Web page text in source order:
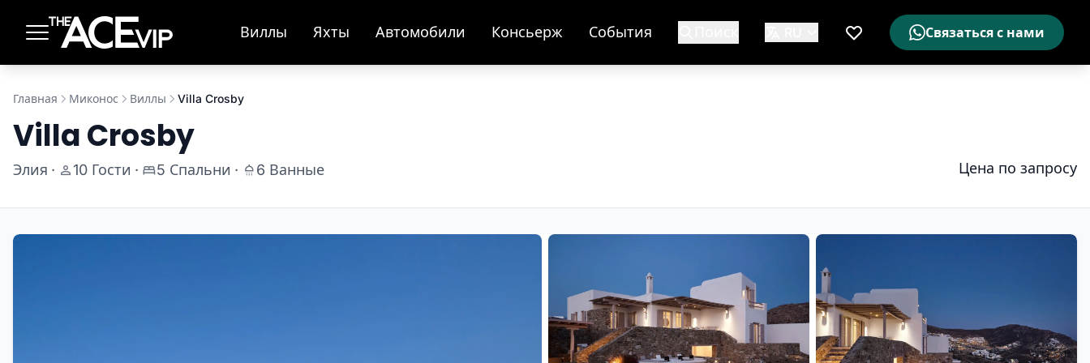
Виллы Яхты Автомобили Консьерж События
Мой список желаемого
Связаться с нами
Главная Миконос Виллы Villa Crosby
Villa Crosby
Элия · 10 Гости · 5 Спальни · 6 Ванные Цена по запросу